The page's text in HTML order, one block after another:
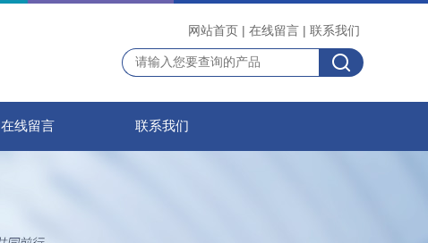
网站首页 | 在线留言 | 联系我们
在线留言 联系我们